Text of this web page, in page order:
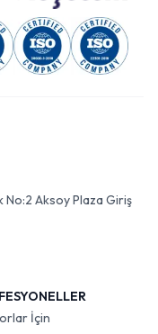
No:2 Aksoy Plaza Giriş
İçin